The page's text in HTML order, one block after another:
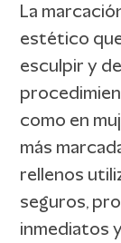
La
estético
esculpir y
como en
más
rellenos
seguros,
inmediatos